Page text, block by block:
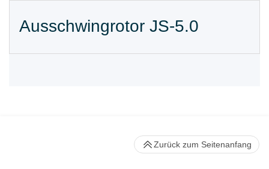
Ausschwingrotor JS-5.0
Zurück zum Seitenanfang